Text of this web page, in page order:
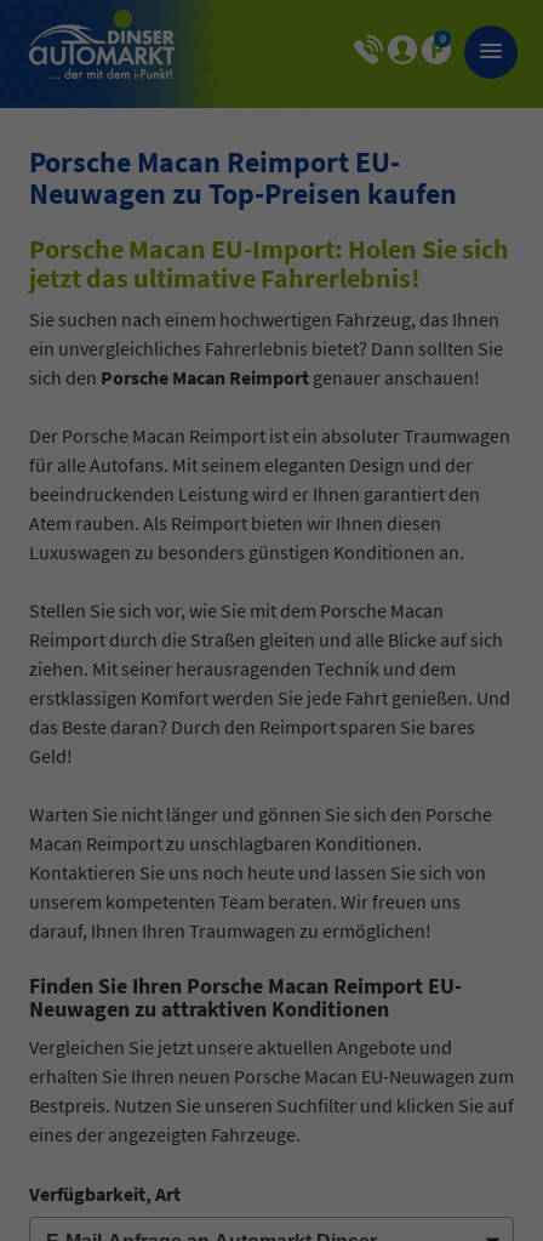
0
Porsche Macan Reimport EU-
Neuwagen zu Top-Preisen kaufen
Porsche Macan EU-Import: Holen Sie sich
jetzt das ultimative Fahrerlebnis!
Sie suchen nach einem hochwertigen Fahrzeug, das Ihnen
ein unvergleichliches Fahrerlebnis bietet? Dann sollten Sie
sich den Porsche Macan Reimport genauer anschauen!
Der Porsche Macan Reimport ist ein absoluter Traumwagen
für alle Autofans. Mit seinem eleganten Design und der
beeindruckenden Leistung wird er Ihnen garantiert den
Atem rauben. Als Reimport bieten wir Ihnen diesen
Luxuswagen zu besonders günstigen Konditionen an.
Stellen Sie sich vor, wie Sie mit dem Porsche Macan
Reimport durch die Straßen gleiten und alle Blicke auf sich
ziehen. Mit seiner herausragenden Technik und dem
erstklassigen Komfort werden Sie jede Fahrt genießen. Und
das Beste daran? Durch den Reimport sparen Sie bares
Geld!
Warten Sie nicht länger und gönnen Sie sich den Porsche
Macan Reimport zu unschlagbaren Konditionen.
Kontaktieren Sie uns noch heute und lassen Sie sich von
unserem kompetenten Team beraten. Wir freuen uns
darauf, Ihnen Ihren Traumwagen zu ermöglichen!
Finden Sie Ihren Porsche Macan Reimport EU-
Neuwagen zu attraktiven Konditionen
Vergleichen Sie jetzt unsere aktuellen Angebote und
erhalten Sie Ihren neuen Porsche Macan EU-Neuwagen zum
Bestpreis. Nutzen Sie unseren Suchfilter und klicken Sie auf
eines der angezeigten Fahrzeuge.
Verfügbarkeit, Art